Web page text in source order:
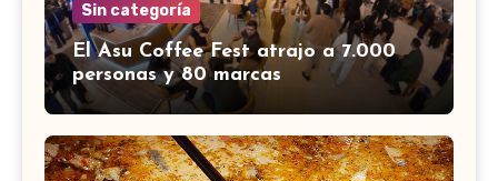
Sin categoría
El Asu Coffee Fest atrajo a 7.000
personas y 80 marcas